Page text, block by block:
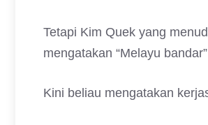
Tetapi Kim Quek yang
mengatakan “Melayu
Kini beliau mengatakan